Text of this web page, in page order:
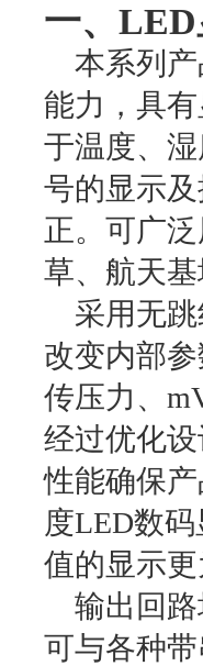
一、
本系列
能力，具
于温度、
号的显示
正。可广
草、航天
采用无
改变内部
传压力、
经过优化
性能确保
度LED数
值的显示
输出回
可与各种